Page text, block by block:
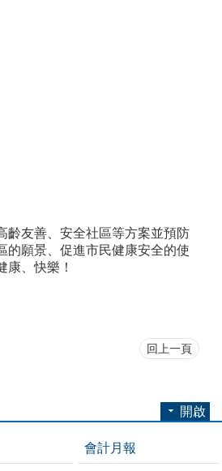
友善、安全社區等方案並預防
的願景、促進市民健康安全的使
、快樂！
回上一頁
開啟
會計月報